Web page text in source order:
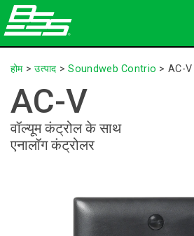
उत्पाद
नेटवर्क ऑडियो
कहां खरीदें
होम>उत्पाद >Soundweb Contrio > AC-V
AC-V
वॉल्यूम कंट्रोल के साथ
एनालॉग कंट्रोलर